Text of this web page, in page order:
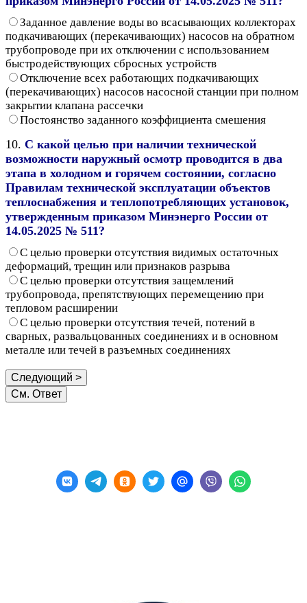
Заданное давление воды во всасывающих коллекторах
подкачивающих (перекачивающих) насосов на обратном
трубопроводе при их отключении с использованием
быстродействующих сбросных устройств
Отключение всех работающих подкачивающих
(перекачивающих) насосов насосной станции при полном
закрытии клапана рассечки
Постоянство заданного коэффициента смешения
10. С какой целью при наличии технической
возможности наружный осмотр проводится в два
этапа в холодном и горячем состоянии, согласно
Правилам технической эксплуатации объектов
теплоснабжения и теплопотребляющих установок,
утвержденным приказом Минэнерго России от
14.05.2025 № 511?
С целью проверки отсутствия видимых остаточных
деформаций, трещин или признаков разрыва
С целью проверки отсутствия защемлений
трубопровода, препятствующих перемещению при
тепловом расширении
С целью проверки отсутствия течей, потений в
сварных, развальцованных соединениях и в основном
металле или течей в разъемных соединениях